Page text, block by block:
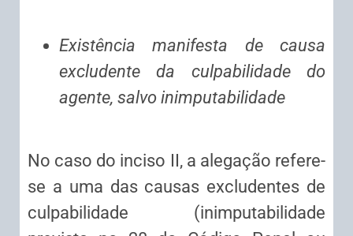
Existência manifesta de causa
excludente da culpabilidade do
agente, salvo inimputabilidade
No caso do inciso II, a alegação refere-
se a uma das causas excludentes de
culpabilidade (inimputabilidade